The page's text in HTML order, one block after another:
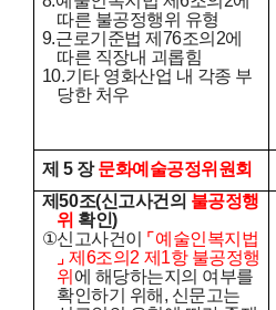
따른 불공정행위 유형
9.근로기준법 제 76조의 2에
따른 직장내 괴롭힘
10.기타 영화산업 내 각종 부
당한 처우
제 5 장문화예술공정위원회
제50조(신고사건의 불공정행
위 확인)
①신고사건이 ⌜예술인복지법
⌟제 6조의 2 제 1항 불공정행
위 에 해당하는지의 여부를
확인하기 위해 , 신문고는